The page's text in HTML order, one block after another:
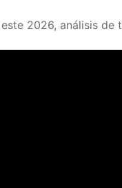
2026, análisis de